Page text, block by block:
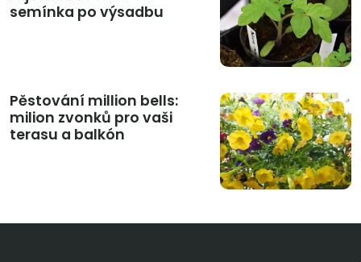
semínka po výsadbu
Pěstování million bells:
milion zvonků pro vaši
terasu a balkón